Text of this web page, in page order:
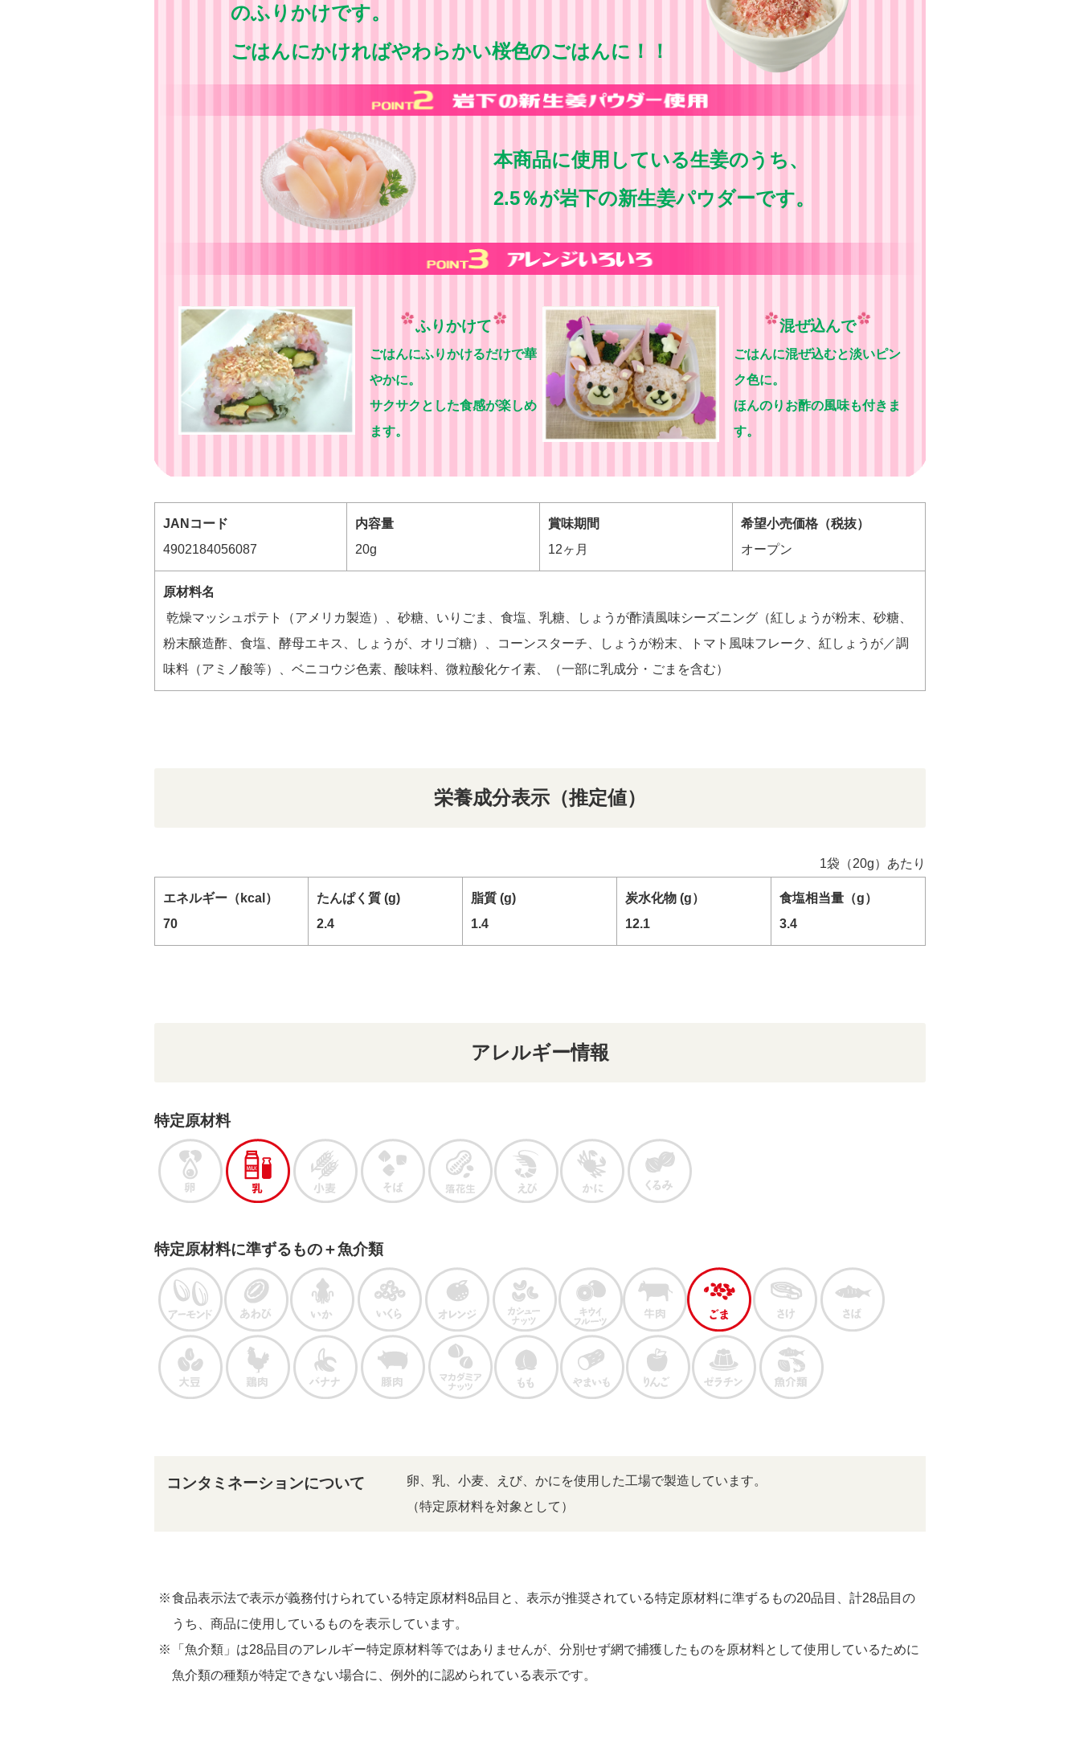
のふりかけです。
ごはんにかければやわらかい桜色のごはんに！！
本商品に使用している生姜のうち、
2.5％が岩下の新生姜パウダーです。
ふりかけて
ごはんにふりかけるだけで華
やかに。
サクサクとした食感が楽しめ
ます。
混ぜ込んで
ごはんに混ぜ込むと淡いピン
ク色に。
ほんのりお酢の風味も付きま
す。
JANコード
4902184056087
内容量
20g
賞味期間
12ヶ月
希望小売価格（税抜）
オープン
原材料名
乾燥マッシュポテト（アメリカ製造）、砂糖、いりごま、食塩、乳糖、しょうが酢漬風味シーズニング（紅しょうが粉末、砂糖、
粉末醸造酢、食塩、酵母エキス、しょうが、オリゴ糖）、コーンスターチ、しょうが粉末、トマト風味フレーク、紅しょうが／調
味料（アミノ酸等）、ベニコウジ色素、酸味料、微粒酸化ケイ素、（一部に乳成分・ごまを含む）
栄養成分表示（推定値）
1袋（20g）あたり
エネルギー（kcal）
70
たんぱく質 (g)
2.4
脂質 (g)
1.4
炭水化物 (g）
12.1
食塩相当量（g）
3.4
アレルギー情報
特定原材料
特定原材料に準ずるもの＋魚介類
コンタミネーションについて
卵、乳、小麦、えび、かにを使用した工場で製造しています。
（特定原材料を対象として）
食品表示法で表示が義務付けられている特定原材料8品目と、表示が推奨されている特定原材料に準ずるもの20品目、計28品目の
うち、商品に使用しているものを表示しています。
「魚介類」は28品目のアレルギー特定原材料等ではありませんが、分別せず網で捕獲したものを原材料として使用しているために
魚介類の種類が特定できない場合に、例外的に認められている表示です。